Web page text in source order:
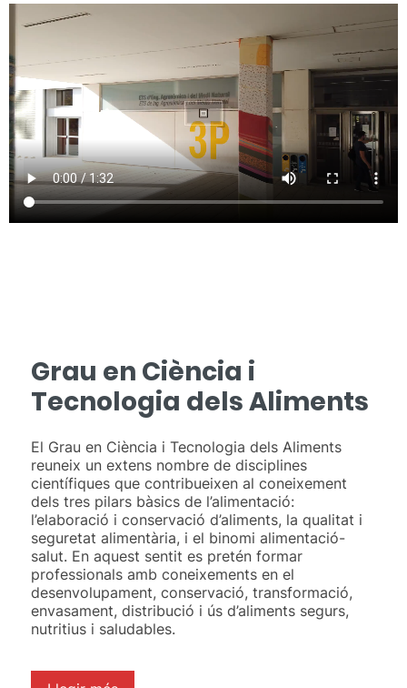
Grau en Ciència i
Tecnologia dels Aliments
El Grau en Ciència i Tecnologia dels Aliments
reuneix un extens nombre de disciplines
científiques que contribueixen al coneixement
dels tres pilars bàsics de l’alimentació:
l’elaboració i conservació d’aliments, la qualitat i
seguretat alimentària, i el binomi alimentació-
salut. En aquest sentit es pretén formar
professionals amb coneixements en el
desenvolupament, conservació, transformació,
envasament, distribució i ús d’aliments segurs,
nutritius i saludables.